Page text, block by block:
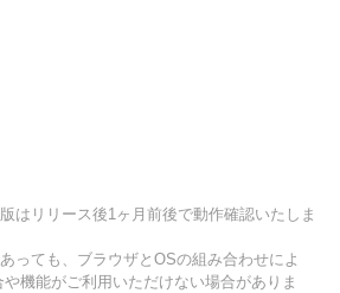
はリリース後1ヶ月前後で動作確認いたしま
っても、ブラウザとOSの組み合わせによ
機能がご利用いただけない場合がありま